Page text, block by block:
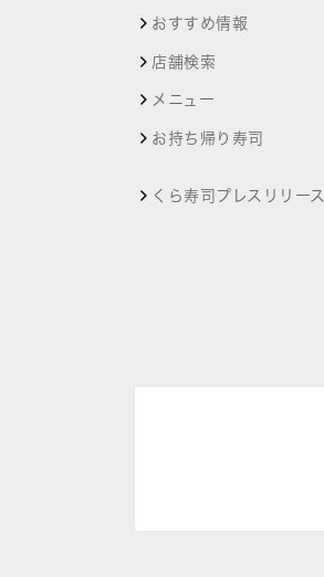
おすすめ情報
店舗検索
メニュー
お持ち帰り寿司
くら寿司プレスリリース